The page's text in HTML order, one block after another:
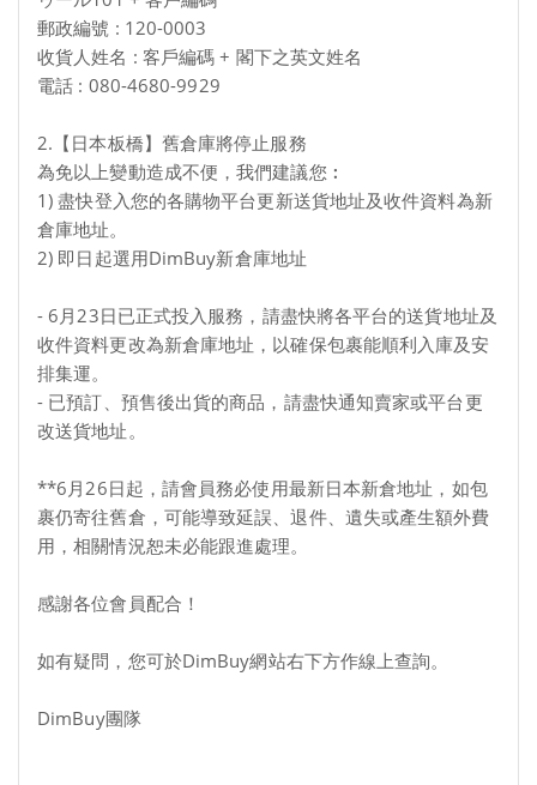
郵政編號 : 120-0003
收貨人姓名 : 客戶編碼 + 閣下之英文姓名
電話 : 080-4680-9929
2.【日本板橋】舊倉庫將停止服務
為免以上變動造成不便，我們建議您︰
1) 盡快登入您的各購物平台更新送貨地址及收件資料為新
倉庫地址。
2) 即日起選用DimBuy新倉庫地址
- 6月23日已正式投入服務，請盡快將各平台的送貨地址及
收件資料更改為新倉庫地址，以確保包裹能順利入庫及安
排集運。
- 已預訂、預售後出貨的商品，請盡快通知賣家或平台更
改送貨地址。
**6月26日起，請會員務必使用最新日本新倉地址，如包
裹仍寄往舊倉，可能導致延誤、退件、遺失或產生額外費
用，相關情況恕未必能跟進處理。
感謝各位會員配合！
如有疑問，您可於DimBuy網站右下方作線上查詢。
DimBuy團隊